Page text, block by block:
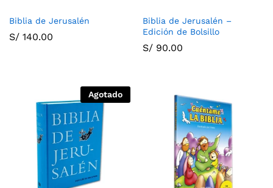
Biblia de Jerusalén
S/ 140.00
Biblia de Jerusalén –
Edición de Bolsillo
S/ 90.00
Agotado